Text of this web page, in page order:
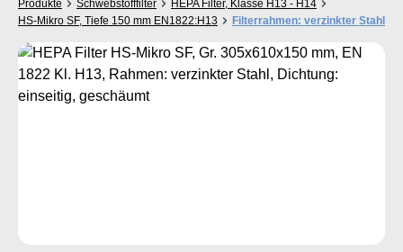
Produkte Schwebstofffilter
HEPA Filter, Klasse H13 - H14
HS-Mikro SF, Tiefe 150 mm EN1822:H13
Filterrahmen: verzinkter Stahl
Bildergalerie überspringen